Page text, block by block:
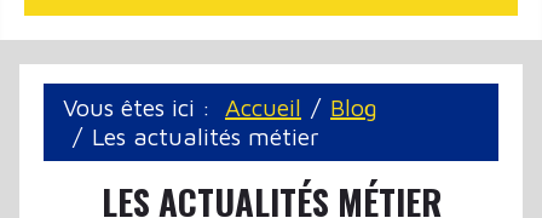
Vous êtes ici : Accueil
Blog
Les actualités métier
LES ACTUALITÉS MÉTIER